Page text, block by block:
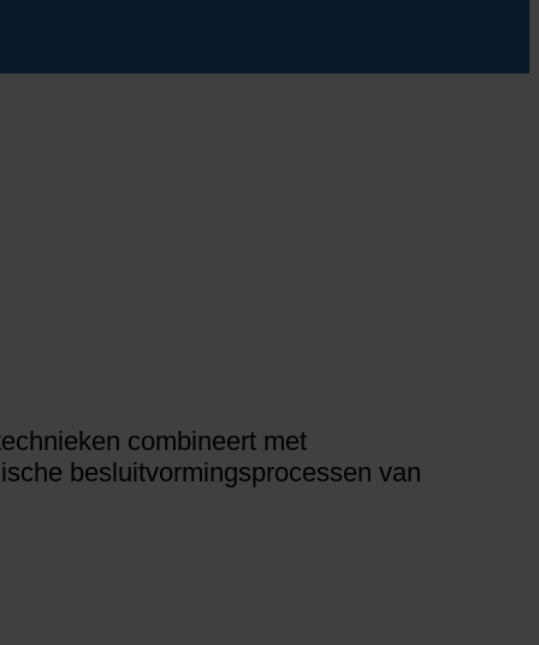
combineert met
besluitvormingsprocessen van